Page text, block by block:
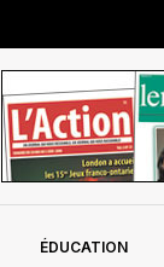
ÉDUCATION